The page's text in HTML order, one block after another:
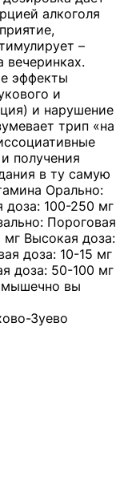
алкоголя
–
вечеринках.
эффекты
и
и нарушение
трип «на
получения
в ту самую
Орально:
доза: 100-250 мг
Пороговая
Высокая доза:
доза: 10-15 мг
доза: 50-100 мг
вы
Зуево